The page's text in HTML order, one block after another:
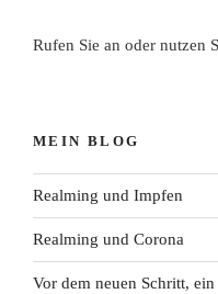
Rufen Sie an oder nutzen
MEIN BLOG
Realming und Impfen
Realming und Corona
Vor dem neuen Schritt,